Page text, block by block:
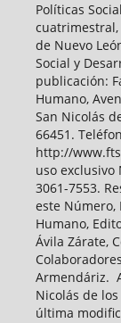
Políticas
de Nuevo
Social y
publicación:
Humano,
San Nicolás
66451.
http://
uso exclusivo
3061-7553.
este Número,
Humano,
Ávila Zárate,
Armendáriz.
Nicolás de
última